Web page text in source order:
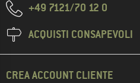
+49 7121/70 12 0
ACQUISTI CONSAPEVOLI
CREA ACCOUNT CLIENTE